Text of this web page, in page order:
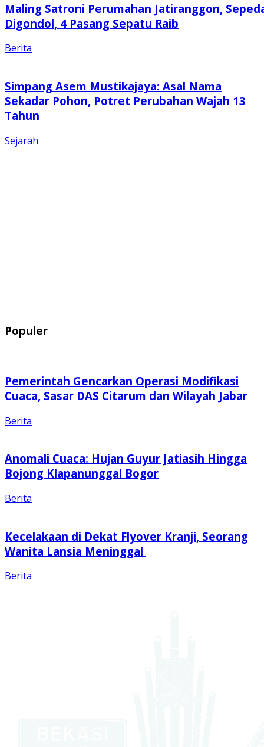
Maling Satroni Perumahan Jatiranggon,
Digondol, 4 Pasang Sepatu Raib
Berita
Simpang Asem Mustikajaya: Asal Nama
Sekadar Pohon, Potret Perubahan Wajah 13
Tahun
Sejarah
Populer
Pemerintah Gencarkan Operasi Modifikasi
Cuaca, Sasar DAS Citarum dan Wilayah Jabar
Berita
Anomali Cuaca: Hujan Guyur Jatiasih Hingga
Bojong Klapanunggal Bogor
Berita
Kecelakaan di Dekat Flyover Kranji, Seorang
Wanita Lansia Meninggal
Berita